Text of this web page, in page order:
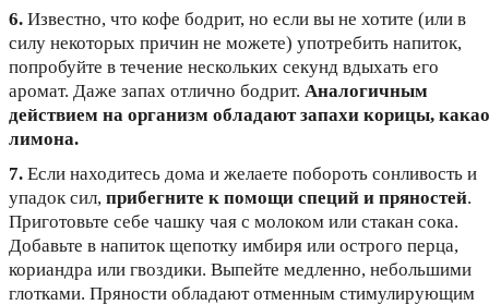
6. Известно, что кофе бодрит, но если вы не хотите (или в
силу некоторых причин не можете) употребить напиток,
попробуйте в течение нескольких секунд вдыхать его
аромат. Даже запах отлично бодрит. Аналогичным
действием на организм обладают запахи корицы,
лимона.
7. Если находитесь дома и желаете побороть сонливость и
упадок сил, прибегните к помощи специй и пряностей.
Приготовьте себе чашку чая с молоком или стакан сока.
Добавьте в напиток щепотку имбиря или острого перца,
кориандра или гвоздики. Выпейте медленно, небольшими
глотками. Пряности обладают отменным стимулирующим